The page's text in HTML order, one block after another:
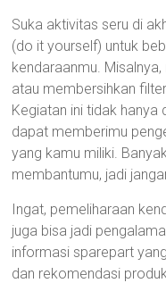
Suka aktivitas seru di
(do it yourself) untuk
kendaraanmu.
atau membersihkan
Kegiatan ini tidak
dapat memberimu
yang kamu miliki.
membantumu, jadi
Ingat, pemeliharaan
juga bisa jadi
informasi sparepart
dan rekomendasi